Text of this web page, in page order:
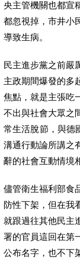
央主管機關也都宣
都忽視掉，市井小
導致生病。
民主進步黨之前嚴
主政期間爆發的多
焦點，就是主張吃
不出與社會大眾之
常生活脫節，與德
溝通行動論所講之
辭的社會互動情境
儘管衛生福利部食
防性下架，但在我
就跟過往其他民主
署的官員這回在第
公布名字，也不下